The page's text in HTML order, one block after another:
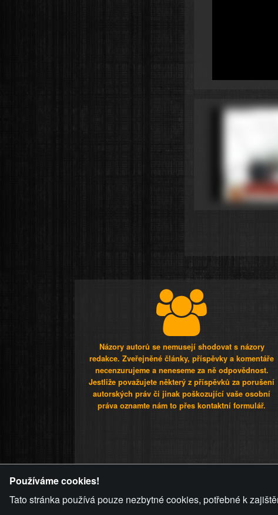
Názory autorů se nemusejí shodovat s názory
redakce. Zveřejněné články, příspěvky a komentáře
necenzurujeme a neneseme za ně odpovědnost.
Jestliže považujete některý z příspěvků za porušení
autorských práv či jinak poškozující vaše osobní
práva oznamte nám to přes kontaktní formulář.
Používáme cookies!
Tato stránka používá pouze nezbytné cookies, potřebné k